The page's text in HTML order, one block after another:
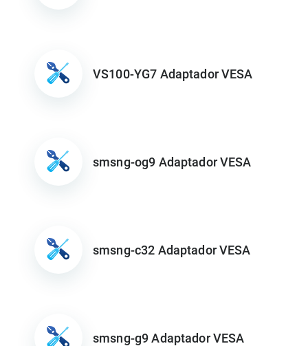
VS100-YG7 Adaptador VESA
smsng-og9 Adaptador VESA
smsng-c32 Adaptador VESA
smsng-g9 Adaptador VESA